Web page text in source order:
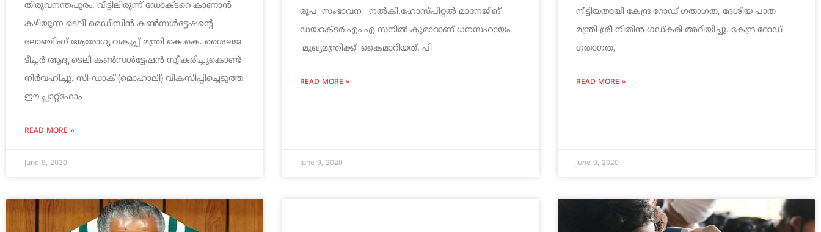
തിരുവനന്തപുരം: വീട്ടിലിരുന്ന് ഡോക്ടറെ കാണാന്‍
കഴിയുന്ന ടെലി മെഡിസിന്‍ കണ്‍സള്‍ട്ടേഷന്റെ
ലോഞ്ചിംഗ് ആരോഗ്യ വകുപ്പ് മന്ത്രി കെ.കെ. ശൈലജ
ടീച്ചര്‍ ആദ്യ ടെലി കണ്‍സള്‍ട്ടേഷന്‍ സ്വീകരിച്ചുകൊണ്ട്
നിര്‍വഹിച്ചു. സി-ഡാക് (മൊഹാലി) വികസിപ്പിച്ചെടുത്ത
ഈ പ്ലാറ്റ്‌ഫോം
READ MORE »
June 9, 2020
രൂപ സംഭാവന നൽകി.ഹോസ്പിറ്റൽ മാനേജിങ്
ഡയറക്ടർ എം എ സനിൽ കുമാറാണ് ധനസഹായം
മുഖ്യമന്ത്രിക്ക്‌ കൈമാറിയത്. പി
READ MORE »
June 9, 2020
നീട്ടിയതായി കേന്ദ്ര റോഡ് ഗതാഗത, ദേശീയ പാത
മന്ത്രി ശ്രീ നിതിന്‍ ഗഡ്കരി അറിയിച്ചു. കേന്ദ്ര റോഡ്
ഗതാഗത,
READ MORE »
June 9, 2020